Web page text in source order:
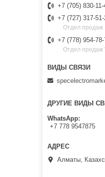
+7 (705) 830-11-
+7 (727) 317-
Отдел продаж
+7 (778) 954-
Отдел продаж
ДРУГИЕ ВИДЫ
WhatsApp
+7 778 9547875
Алматы,